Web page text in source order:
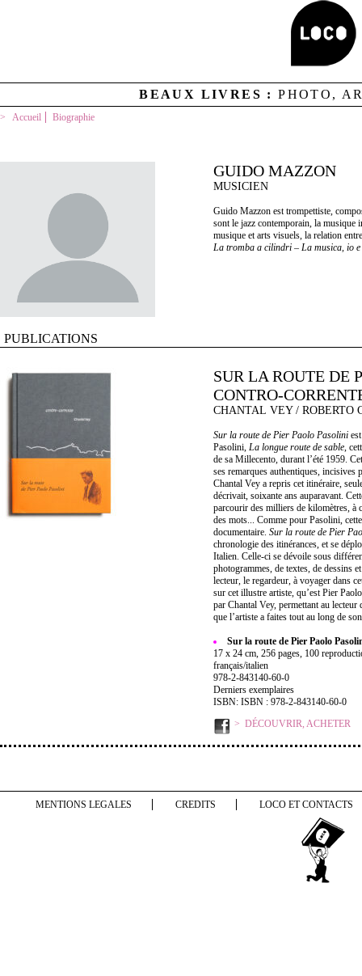
BEAUX LIVRES :PHOTO,
Accueil Biographie
GUIDO MAZZON
MUSICIEN
Guido Mazzon est trompettiste,
sont le jazz contemporain, la musique
musique et arts visuels, la relation
La tromba a cilindri – La musica, io
PUBLICATIONS
SUR LA ROUTE DE
CONTRO-
CHANTAL VEY / ROBERTO
Sur la route de Pier Paolo Pasolini
Pasolini, La longue route de sable,
de sa Millecento, durant l’été 1959.
ses remarques authentiques,
Chantal Vey a repris cet itinéraire,
décrivait, soixante ans auparavant.
parcourir des milliers de kilomètres, à
des mots... Comme pour Pasolini,
documentaire. Sur la route de Pier
chronologie des itinérances, et se
Italien. Celle-ci se dévoile sous
photogrammes, de textes, de dessins
lecteur, le regardeur, à voyager dans
sur cet illustre artiste, qu’est Pier
par Chantal Vey, permettant au lecteur
que l’artiste a faites tout au long de
Sur la route de Pier Paolo
17 x 24 cm, 256 pages, 100
français/italien
978-2-843140-60-0
Derniers exemplaires
ISBN: ISBN : 978-2-843140-60-0
DÉCOUVRIR, ACHETER
MENTIONS LEGALES CREDITS LOCO ET CONTACTS